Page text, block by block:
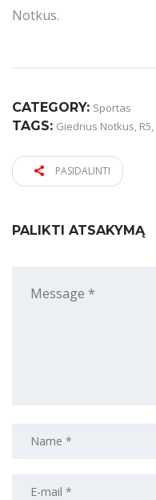
Notkus.
CATEGORY: Sportas
TAGS: Giedrius Notkus, R5,
PASIDALINTI
PALIKTI ATSAKYMĄ